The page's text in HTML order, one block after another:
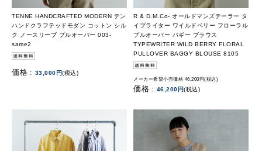
TENNE HANDCRAFTED MODERN テン
ハンドクラフテッドモダン コットン シル
ク ノースリーブ プルオーバー 003-
same2
価格 : 33,000円(税込)
R & D.M.Co- オールドマンズテーラー タ
イプライター ワイルドベリー フローラル
プルオーバー バギー ブラウス
TYPEWRITER WILD BERRY FLORAL
PULLOVER BAGGY BLOUSE 8105
メーカー希望小売価格 46,200円(税込)
価格 : 46,200円(税込)